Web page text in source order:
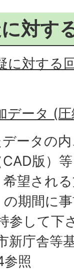
対す
に対する
データ (
ータの
版）
望され
期間に
参して下
新庁舎等
照